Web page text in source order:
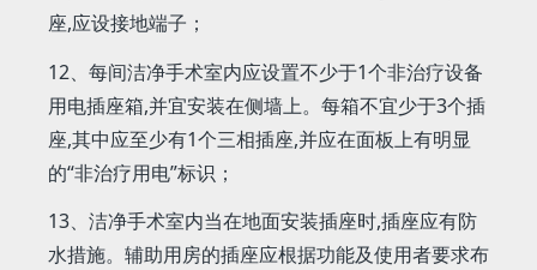
座,应设接地端子；
12、每间洁净手术室内应设置不少于1个非治疗设备
用电插座箱,并宜安装在侧墙上。每箱不宜少于3个插
座,其中应至少有1个三相插座,并应在面板上有明显
的“非治疗用电”标识；
13、洁净手术室内当在地面安装插座时,插座应有防
水措施。辅助用房的插座应根据功能及使用者要求布